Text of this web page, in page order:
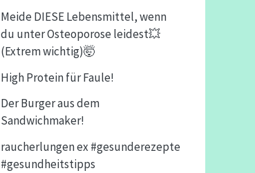
Meide DIESE Lebensmittel, wenn
du unter Osteoporose leidest💥
(Extrem wichtig)🤯
High Protein für Faule!
Der Burger aus dem
Sandwichmaker!
raucherlungen ex #gesunderezepte
#gesundheitstipps